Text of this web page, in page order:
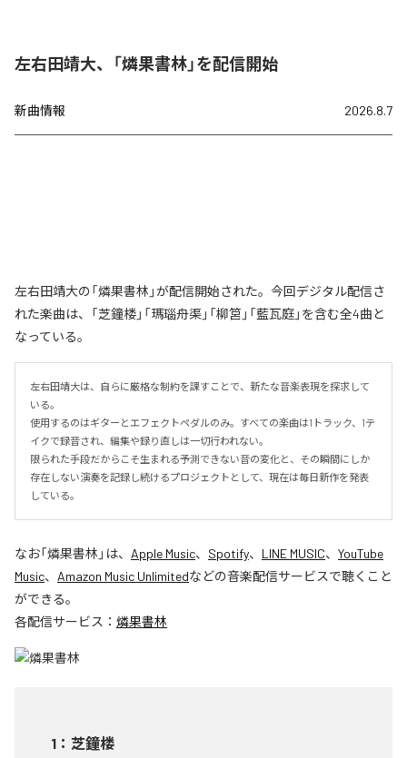
左右田靖大、「燐果書林」を配信開始
新曲情報 2026.8.7
左右田靖大の「燐果書林」が配信開始された。今回デジタル配信さ
れた楽曲は、「芝鐘楼」「瑪瑙舟渠」「柳筥」「藍瓦庭」を含む全4曲と
なっている。
左右田靖大は、自らに厳格な制約を課すことで、新たな音楽表現を探求して
いる。
使用するのはギターとエフェクトペダルのみ。すべての楽曲は1トラック、1テ
イクで録音され、編集や録り直しは一切行われない。
限られた手段だからこそ生まれる予測できない音の変化と、その瞬間にしか
存在しない演奏を記録し続けるプロジェクトとして、現在は毎日新作を発表
している。
なお「燐果書林 」は、 Apple Music、 Spotify、 LINE MUSIC、 YouTube
Music、 Amazon Music Unlimitedなどの音楽配信サービスで聴くこと
ができる。
各配信サービス： 燐果書林
1 ： 芝鐘楼